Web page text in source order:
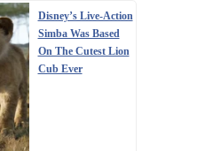
Disney’s Live-Action
Simba Was Based
On The Cutest Lion
Cub Ever